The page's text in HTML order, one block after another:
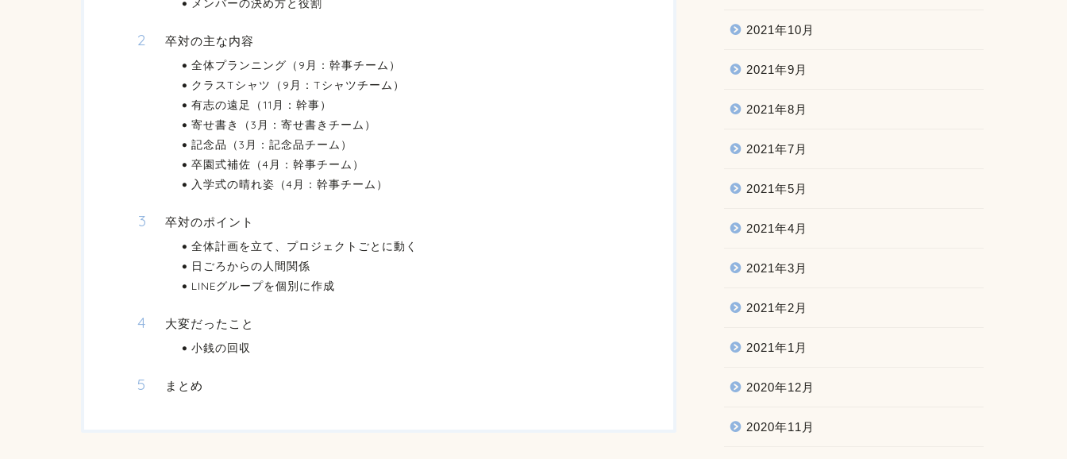
メンバーの決め方と役割
卒対の主な内容
全体プランニング（9月：幹事チーム）
クラスTシャツ（9月：Tシャツチーム）
有志の遠足（11月：幹事）
寄せ書き（3月：寄せ書きチーム）
記念品（3月：記念品チーム）
卒園式補佐（4月：幹事チーム）
入学式の晴れ姿（4月：幹事チーム）
卒対のポイント
全体計画を立て、プロジェクトごとに動く
日ごろからの人間関係
LINEグループを個別に作成
大変だったこと
小銭の回収
まとめ
2021年10月
2021年9月
2021年8月
2021年7月
2021年5月
2021年4月
2021年3月
2021年2月
2021年1月
2020年12月
2020年11月